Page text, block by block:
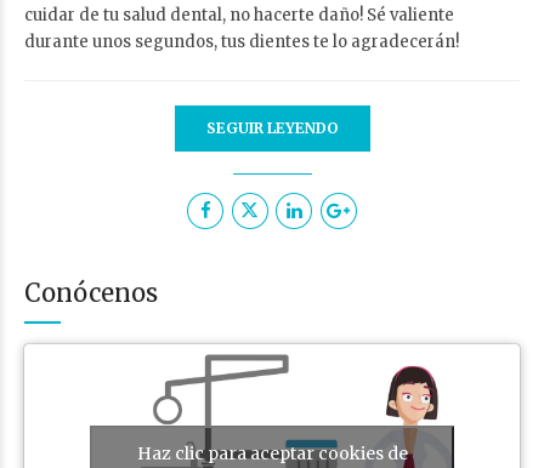
cuidar de tu salud dental, no hacerte daño! Sé valiente
durante unos segundos, tus dientes te lo agradecerán!
SEGUIR LEYENDO
Conócenos
Haz clic para aceptar cookies de